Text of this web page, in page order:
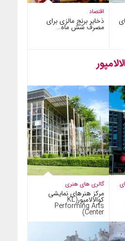
اقتصاد
ذخایر برنج مالزی برای
مصرف شش ماه…
گالری های هنری
مرکز هنرهای نمایشی
کوالالامپور(KL
Performing Arts
Center)